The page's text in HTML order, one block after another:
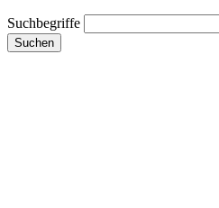
Suchbegriffe
Suchen